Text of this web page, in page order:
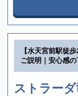
【水天宮前駅徒
ご説明｜安心感
ストラー